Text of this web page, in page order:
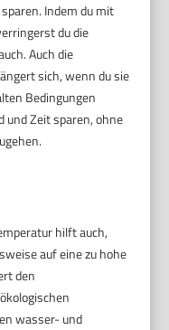
Indem du mit
du die
Auch die
sich, wenn du sie
Bedingungen
und Zeit sparen, ohne
hilft auch,
auf eine zu hohe
den
wasser- und